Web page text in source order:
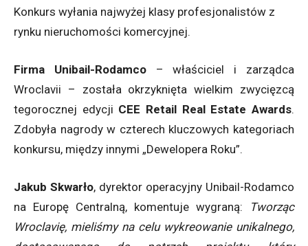
Konkurs wyłania najwyżej klasy profesjonalistów z
rynku nieruchomości komercyjnej.
Firma Unibail-Rodamco– właściciel i zarządca
Wroclavii – została okrzyknięta wielkim zwycięzcą
tegorocznej edycji CEE Retail Real Estate Awards.
Zdobyła nagrody w czterech kluczowych kategoriach
konkursu, między innymi „Dewelopera Roku”.
Jakub Skwarło, dyrektor operacyjny Unibail-Rodamco
na Europę Centralną, komentuje wygraną:
Tworząc
Wroclavię, mieliśmy na celu wykreowanie unikalnego,